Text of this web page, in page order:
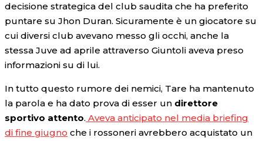
decisione strategica del club saudita che ha preferito
puntare su Jhon Duran. Sicuramente è un giocatore su
cui diversi club avevano messo gli occhi, anche la
stessa Juve ad aprile attraverso Giuntoli aveva preso
informazioni su di lui.
In tutto questo rumore dei nemici, Tare ha mantenuto
la parola e ha dato prova di esser un direttore
sportivo attento. Aveva anticipato nel media briefing
di fine giugno che i rossoneri avrebbero acquistato un